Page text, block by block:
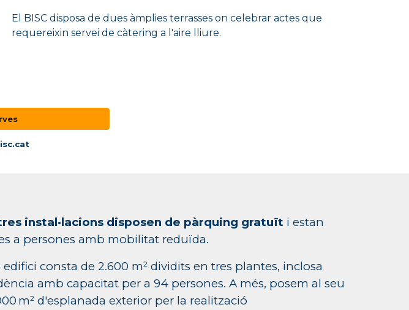
El BISC disposa de dues àmplies terrasses on celebrar actes que
requereixin servei de càtering a l'aire lliure.
instal·lacions disposen de pàrquing gratuït i estan
a persones amb mobilitat reduïda.
edifici consta de 2.600 m² dividits en tres plantes, inclosa
amb capacitat per a 94 persones. A més, posem al seu
m² d'esplanada exterior per la realització